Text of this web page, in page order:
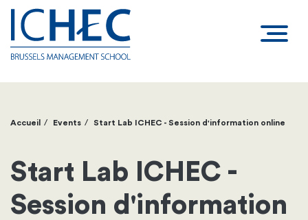
Fil
d'Ariane
Accueil Events Start Lab ICHEC - Session d'information online
Start Lab ICHEC -
Session d'information